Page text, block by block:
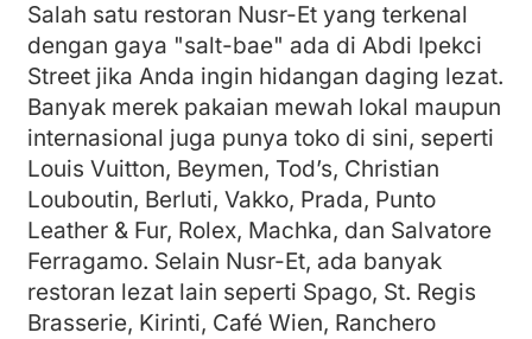
Salah satu restoran Nusr-Et yang terkenal
dengan gaya "salt-bae" ada di Abdi Ipekci
Street jika Anda ingin hidangan daging lezat.
Banyak merek pakaian mewah lokal maupun
internasional juga punya toko di sini, seperti
Louis Vuitton, Beymen, Tod’s, Christian
Louboutin, Berluti, Vakko, Prada, Punto
Leather & Fur, Rolex, Machka, dan Salvatore
Ferragamo. Selain Nusr-Et, ada banyak
restoran lezat lain seperti Spago, St. Regis
Brasserie, Kirinti, Café Wien, Ranchero